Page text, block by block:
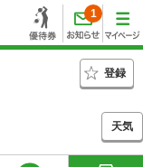
1
登録
天気